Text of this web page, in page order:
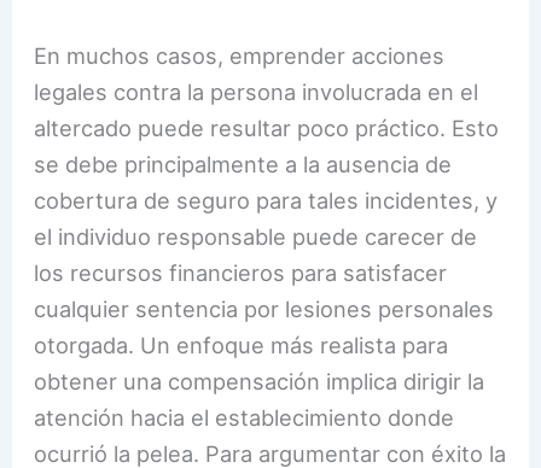
En muchos casos, emprender acciones
legales contra la persona involucrada en el
altercado puede resultar poco práctico. Esto
se debe principalmente a la ausencia de
cobertura de seguro para tales incidentes, y
el individuo responsable puede carecer de
los recursos financieros para satisfacer
cualquier sentencia por lesiones personales
otorgada. Un enfoque más realista para
obtener una compensación implica dirigir la
atención hacia el establecimiento donde
ocurrió la pelea. Para argumentar con éxito la